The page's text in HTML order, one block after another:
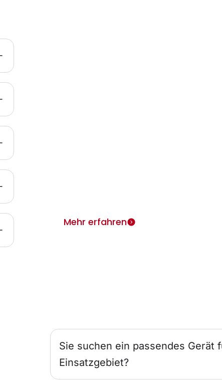
Mehr erfahren
Sie suchen ein passendes Gerät
Einsatzgebiet?